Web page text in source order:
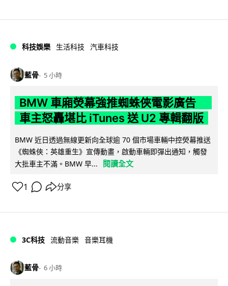
科技娛樂 生活科技 汽車科技
藍骨 5 小時
BMW 車廂熒幕強推蜘蛛俠電影廣告
車主怒轟堪比 iTunes 送 U2 專輯翻版
BMW 近日透過無線更新向全球逾 70 個市場車輛中控熒幕推送
《蜘蛛俠：英雄重生》宣傳動畫，啟動車輛即彈出通知，觸發
大批車主不滿。BMW 早...
閱讀全文
1 分享
3C科技 流動音樂 音樂耳機
藍骨 6 小時